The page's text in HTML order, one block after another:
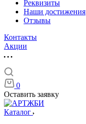
Реквизиты
Наши достижения
Отзывы
Контакты
Акции
0
Оставить заявку
Каталог